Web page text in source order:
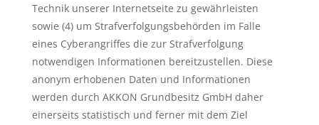
Technik unserer Internetseite zu gewährleisten
sowie (4) um Strafverfolgungsbehörden im Falle
eines Cyberangriffes die zur Strafverfolgung
notwendigen Informationen bereitzustellen. Diese
anonym erhobenen Daten und Informationen
werden durch AKKON Grundbesitz GmbH daher
einerseits statistisch und ferner mit dem Ziel